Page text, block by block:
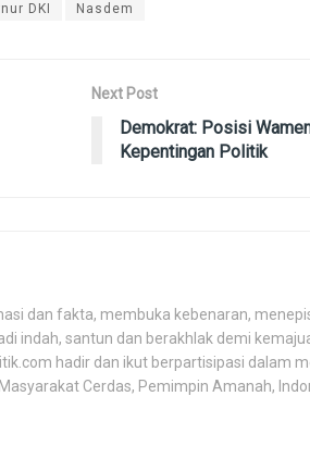
DKI Nasdem
Next Post
Demokrat: Posisi
Kepentingan Politik
dan fakta, membuka kebenaran,
indah, santun dan berakhlak demi
hadir dan ikut berpartisipasi dalam
Cerdas, Pemimpin Amanah,